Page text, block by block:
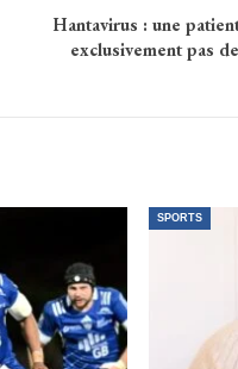
Hantavirus : une
exclusivement pas
SPORTS